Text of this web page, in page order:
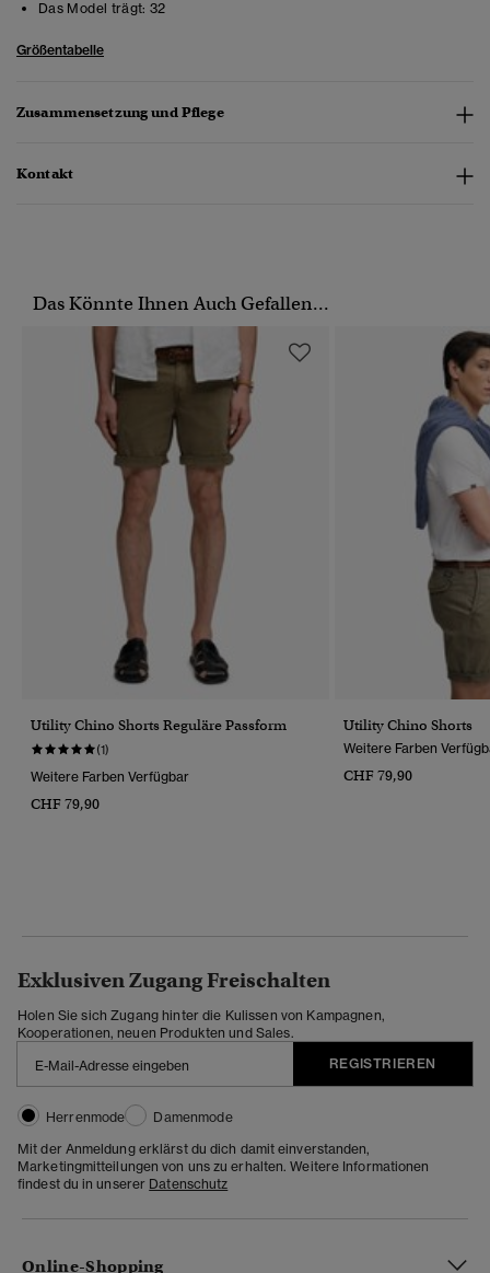
Das Model trägt: 32
Größentabelle
Zusammensetzung und Pflege
Kontakt
Das Könnte Ihnen Auch Gefallen...
Utility Chino Shorts Reguläre Passform
(1)
Weitere Farben Verfügbar
CHF 79,90
Utility Chino Shorts
Weitere Farben
CHF 79,90
Exklusiven Zugang Freischalten
Holen Sie sich Zugang hinter die Kulissen von Kampagnen,
Kooperationen, neuen Produkten und Sales.
REGISTRIEREN
Herrenmode
Damenmode
Mit der Anmeldung erklärst du dich damit einverstanden,
Marketingmitteilungen von uns zu erhalten. Weitere Informationen
findest du in unserer Datenschutz
Online-Shopping